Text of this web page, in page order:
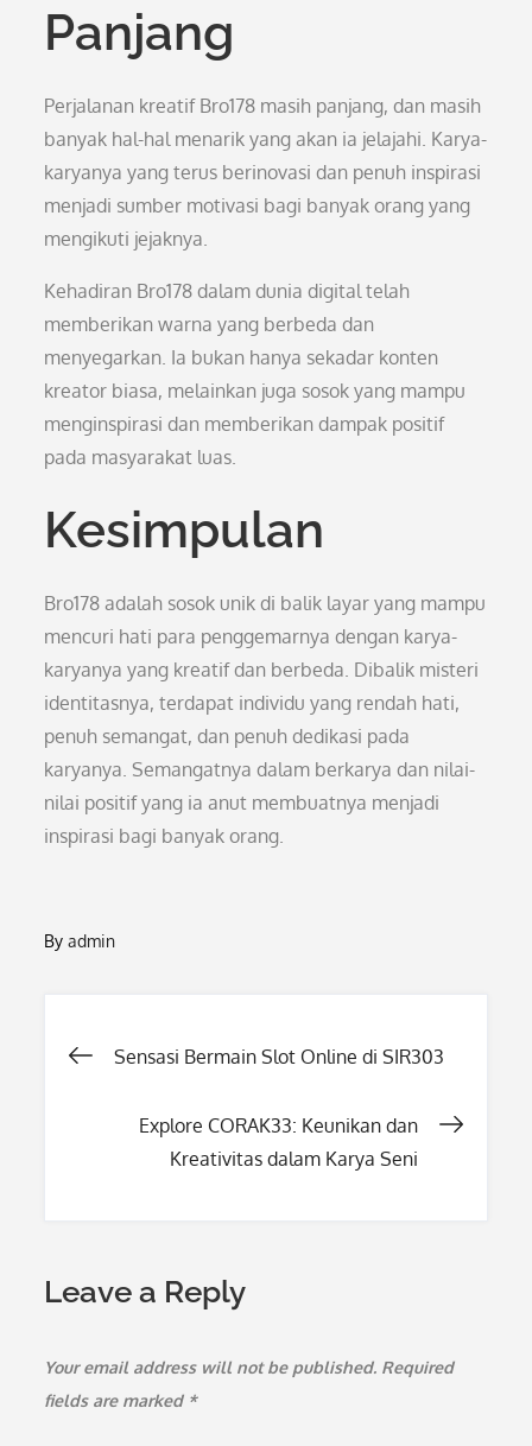
Panjang
Perjalanan kreatif Bro178 masih panjang, dan masih
banyak hal-hal menarik yang akan ia jelajahi. Karya-
karyanya yang terus berinovasi dan penuh inspirasi
menjadi sumber motivasi bagi banyak orang yang
mengikuti jejaknya.
Kehadiran Bro178 dalam dunia digital telah
memberikan warna yang berbeda dan
menyegarkan. Ia bukan hanya sekadar konten
kreator biasa, melainkan juga sosok yang mampu
menginspirasi dan memberikan dampak positif
pada masyarakat luas.
Kesimpulan
Bro178 adalah sosok unik di balik layar yang mampu
mencuri hati para penggemarnya dengan karya-
karyanya yang kreatif dan berbeda. Dibalik misteri
identitasnya, terdapat individu yang rendah hati,
penuh semangat, dan penuh dedikasi pada
karyanya. Semangatnya dalam berkarya dan nilai-
nilai positif yang ia anut membuatnya menjadi
inspirasi bagi banyak orang.
Byadmin
Post
navigation
Sensasi Bermain Slot Online di SIR303
Explore CORAK33: Keunikan dan
Kreativitas dalam Karya Seni
Leave a Reply
Your email address will not be published. Required
fields are marked *